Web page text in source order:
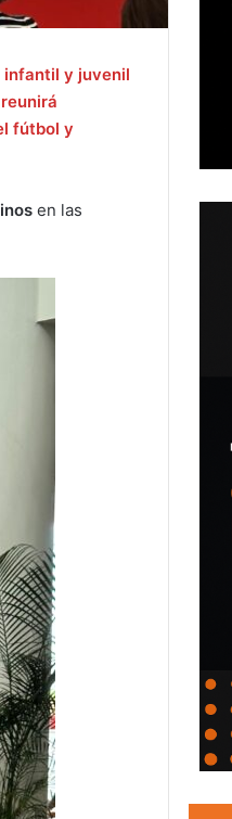
infantil y juvenil
fútbol y
en las